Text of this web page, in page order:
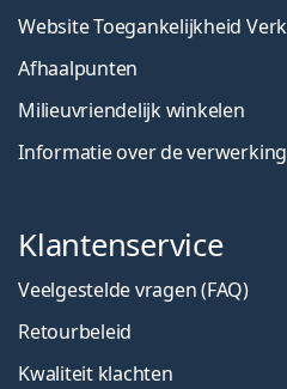
Website Toegankelijkheid
Afhaalpunten
Milieuvriendelijk winkelen
Informatie over de
Klantenservice
Veelgestelde vragen (FAQ)
Retourbeleid
Kwaliteit klachten